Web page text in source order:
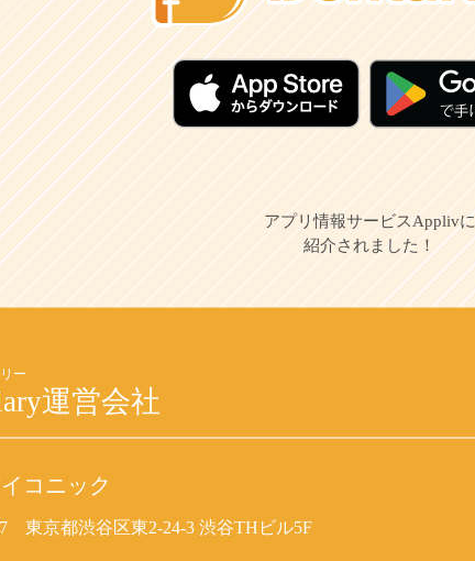
アプリ情報サービスApplivに
紹介されました！
運営会社
コニック
東京都渋谷区東2-24-3 渋谷THビル5F